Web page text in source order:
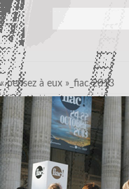
« pensez à eux »_fiac 2013